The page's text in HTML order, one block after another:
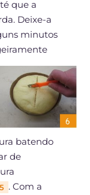
que a
Deixe-a
minutos
batendo
de
5 . Com a